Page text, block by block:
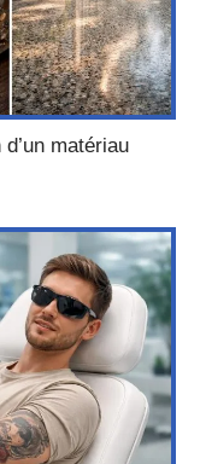
matériau